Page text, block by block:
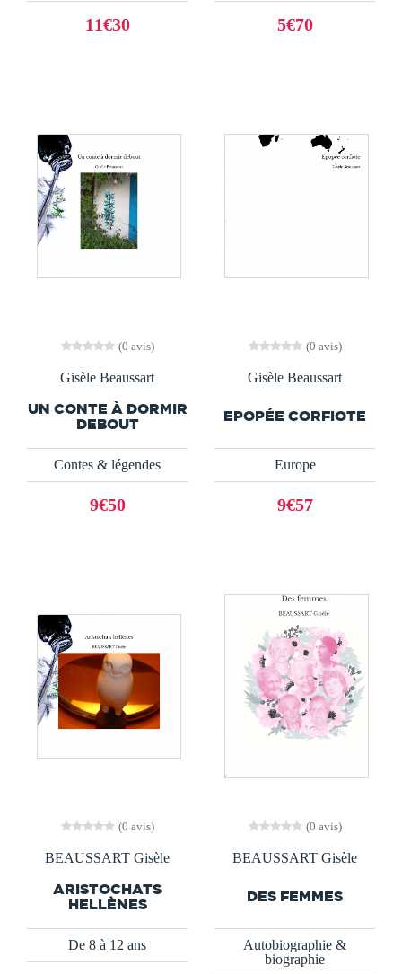
11€30 5€70
(0 avis)
Gisèle Beaussart
UN CONTE À DORMIR
DEBOUT
Contes & légendes
9€50
(0 avis)
Gisèle Beaussart
EPOPÉE CORFIOTE
Europe
9€57
(0 avis)
BEAUSSART Gisèle
ARISTOCHATS
HELLÈNES
De 8 à 12 ans
(0 avis)
BEAUSSART Gisèle
DES FEMMES
Autobiographie &
biographie